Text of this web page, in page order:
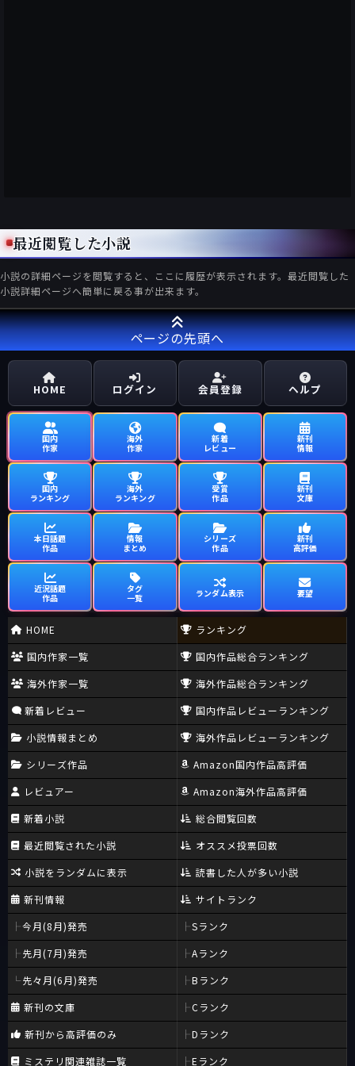
最近閲覧した小説
小説の詳細ページを閲覧すると、ここに履歴が表示されます。最近閲覧した
小説詳細ページへ簡単に戻る事が出来ます。
ページの先頭へ
HOME ログイン 会員登録 ヘルプ
国内
作家
海外
作家
新着
レビュー
新刊
情報
国内
ランキング
海外
ランキング
受賞
作品
新刊
文庫
本日話題
作品
情報
まとめ
シリーズ
作品
新刊
高評価
近況話題
作品
タグ
一覧
ランダム表示 要望
HOME
国内作家一覧
海外作家一覧
新着レビュー
小説情報まとめ
シリーズ作品
レビュアー
新着小説
最近閲覧された小説
小説をランダムに表示
新刊情報
今月(8月)発売
先月(7月)発売
先々月(6月)発売
新刊の文庫
新刊から高評価のみ
ミステリ関連雑誌一覧
ランキング
国内作品総合ランキング
海外作品総合ランキング
国内作品レビューランキング
海外作品レビューランキング
Amazon国内作品高評価
Amazon海外作品高評価
総合閲覧回数
オススメ投票回数
読書した人が多い小説
サイトランク
Sランク
Aランク
Bランク
Cランク
Dランク
Eランク